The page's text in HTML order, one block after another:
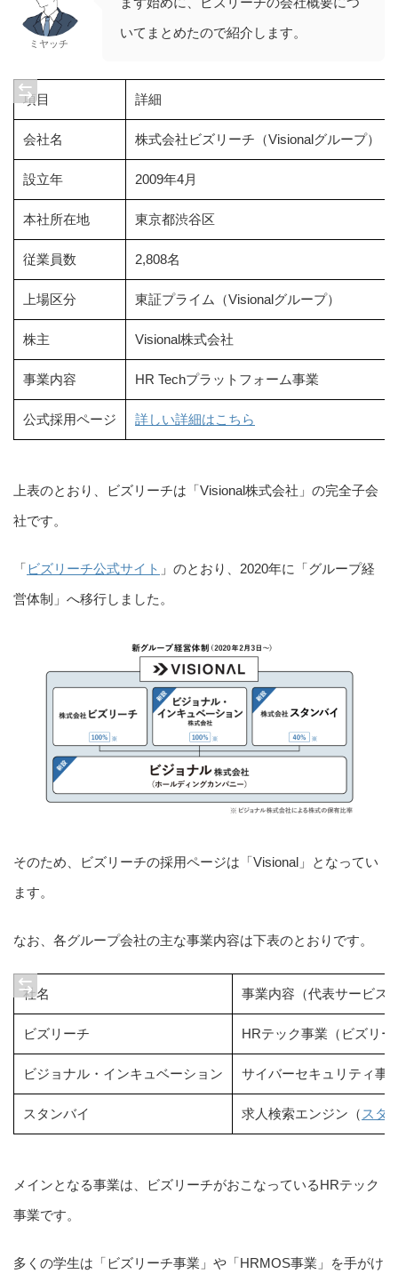
ミヤッチ
いてまとめたので紹介します。
項目 詳細
会社名 株式会社ビズリーチ（Visionalグループ）
設立年 2009年4月
本社所在地 東京都渋谷区
従業員数 2,808名
上場区分 東証プライム（Visionalグループ）
株主 Visional株式会社
事業内容 HR Techプラットフォーム事業
公式採用ページ 詳しい詳細はこちら
上表のとおり、ビズリーチは「Visional株式会社」の完全子会
社です。
「 ビズリーチ公式サイト 」のとおり、2020年に「グループ経
営体制」へ移行しました。
そのため、ビズリーチの採用ページは「Visional」となってい
ます。
なお、各グループ会社の主な事業内容は下表のとおりです。
社名 事業内容（代表サービス
ビズリーチ HRテック事業（ビズリー
ビジョナル・インキュベーション サイバーセキュリティ事
スタンバイ 求人検索エンジン（スタ
メインとなる事業は、ビズリーチがおこなっているHRテック
事業です。
多くの学生は「ビズリーチ事業」や「HRMOS事業」を手がけ